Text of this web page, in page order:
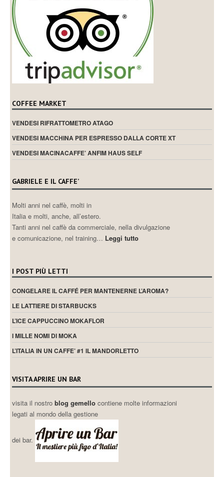
COFFEE MARKET
VENDESI RIFRATTOMETRO ATAGO
VENDESI MACCHINA PER ESPRESSO DALLA CORTE XT
VENDESI MACINACAFFE’ ANFIM HAUS SELF
GABRIELE E IL CAFFE’
Molti anni nel caffè, molti in
Italia e molti, anche, all’estero.
Tanti anni nel caffè da commerciale, nella divulgazione
e comunicazione, nel training… Leggi tutto
I POST PIÙ LETTI
CONGELARE IL CAFFÉ PER MANTENERNE L’AROMA?
LE LATTIERE DI STARBUCKS
L’ICE CAPPUCCINO MOKAFLOR
I MILLE NOMI DI MOKA
L’ITALIA IN UN CAFFE’ #1 IL MANDORLETTO
VISITA APRIRE UN BAR
visita il nostroblog gemellocontiene molte informazioni
legati al mondo della gestione
dei bar.